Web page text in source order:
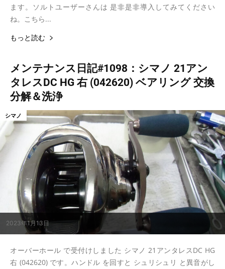
ます。ソルトユーザーさんは 是非是非導入してみてください
ね。こちら...
もっと読む
メンテナンス日記#1098：シマノ 21アン
タレスDC HG 右 (042620) ベアリング 交換
分解＆洗浄
2023年1月13日
シマノ
オーバーホール で受付けしました シマノ 21アンタレスDC HG
右 (042620) です。ハンドル を回すと シュリシュリ と異音がし